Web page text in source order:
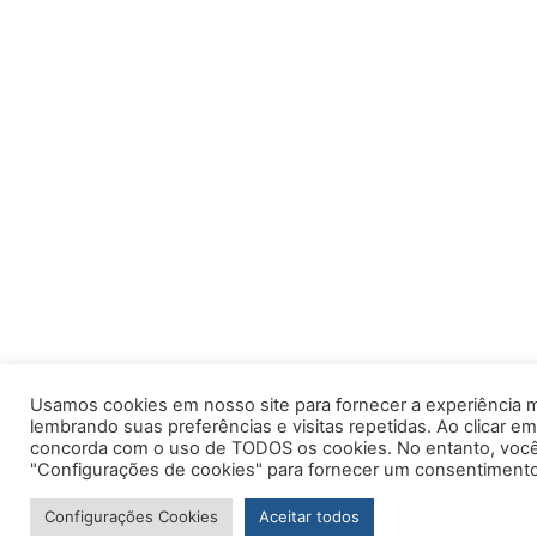
Usamos cookies em nosso site para fornecer a experiência
lembrando suas preferências e visitas repetidas. Ao clicar
concorda com o uso de TODOS os cookies. No entanto,
"Configurações de cookies" para fornecer um
Configurações Cookies Aceitar todos